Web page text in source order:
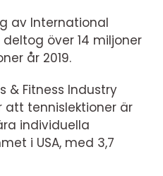
av International
deltog över 14 miljoner
år 2019.
& Fitness Industry
att tennislektioner är
individuella
i USA, med 3,7